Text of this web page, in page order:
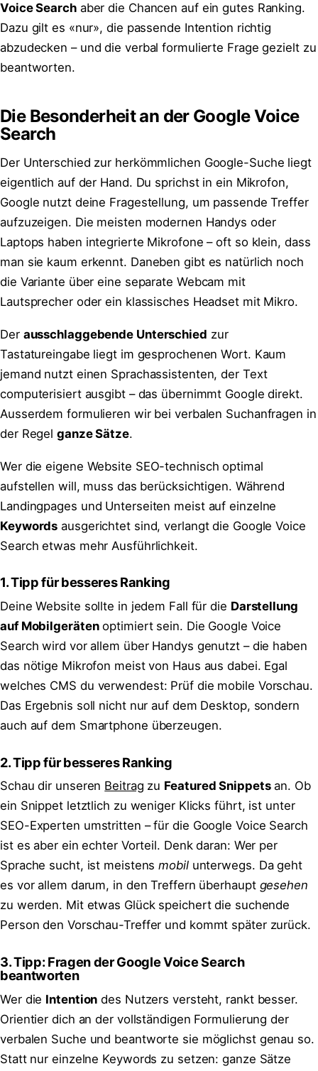
Voice Searchaber die Chancen auf ein gutes Ranking.
Dazu gilt es «nur», die passende Intention richtig
abzudecken – und die verbal formulierte Frage gezielt zu
beantworten.
Die Besonderheit an der Google Voice
Search
Der Unterschied zur herkömmlichen Google-Suche liegt
eigentlich auf der Hand. Du sprichst in ein Mikrofon,
Google nutzt deine Fragestellung, um passende Treffer
aufzuzeigen. Die meisten modernen Handys oder
Laptops haben integrierte Mikrofone – oft so klein, dass
man sie kaum erkennt. Daneben gibt es natürlich noch
die Variante über eine separate Webcam mit
Lautsprecher oder ein klassisches Headset mit Mikro.
Der ausschlaggebende Unterschied zur
Tastatureingabe liegt im gesprochenen Wort. Kaum
jemand nutzt einen Sprachassistenten, der Text
computerisiert ausgibt – das übernimmt Google direkt.
Ausserdem formulieren wir bei verbalen Suchanfragen in
der Regelganze Sätze.
Wer die eigene Website SEO-technisch optimal
aufstellen will, muss das berücksichtigen. Während
Landingpages und Unterseiten meist auf einzelne
Keywords ausgerichtet sind, verlangt die Google Voice
Search etwas mehr Ausführlichkeit.
1. Tipp für besseres Ranking
Deine Website sollte in jedem Fall für die Darstellung
auf Mobilgerätenoptimiert sein. Die Google Voice
Search wird vor allem über Handys genutzt – die haben
das nötige Mikrofon meist von Haus aus dabei. Egal
welches CMS du verwendest: Prüf die mobile Vorschau.
Das Ergebnis soll nicht nur auf dem Desktop, sondern
auch auf dem Smartphone überzeugen.
2. Tipp für besseres Ranking
Schau dir unseren Beitrag zu Featured Snippetsan. Ob
ein Snippet letztlich zu weniger Klicks führt, ist unter
SEO-Experten umstritten – für die Google Voice Search
ist es aber ein echter Vorteil. Denk daran: Wer per
Sprache sucht, ist meistensmobilunterwegs. Da geht
es vor allem darum, in den Treffern überhaupt gesehen
zu werden. Mit etwas Glück speichert die suchende
Person den Vorschau-Treffer und kommt später zurück.
3. Tipp: Fragen der Google Voice Search
beantworten
Wer die Intention des Nutzers versteht, rankt besser.
Orientier dich an der vollständigen Formulierung der
verbalen Suche und beantworte sie möglichst genau so.
Statt nur einzelne Keywords zu setzen: ganze Sätze